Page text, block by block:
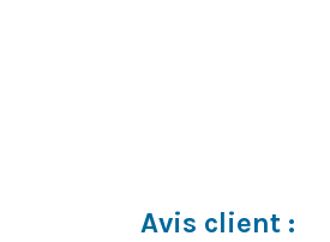
Avis client :